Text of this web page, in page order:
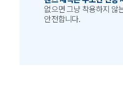
없으면 그냥 착용하지 않
안전합니다.